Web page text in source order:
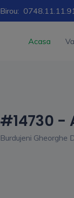
Birou:
Acasa
#14730 -
Burdujeni Gheorghe